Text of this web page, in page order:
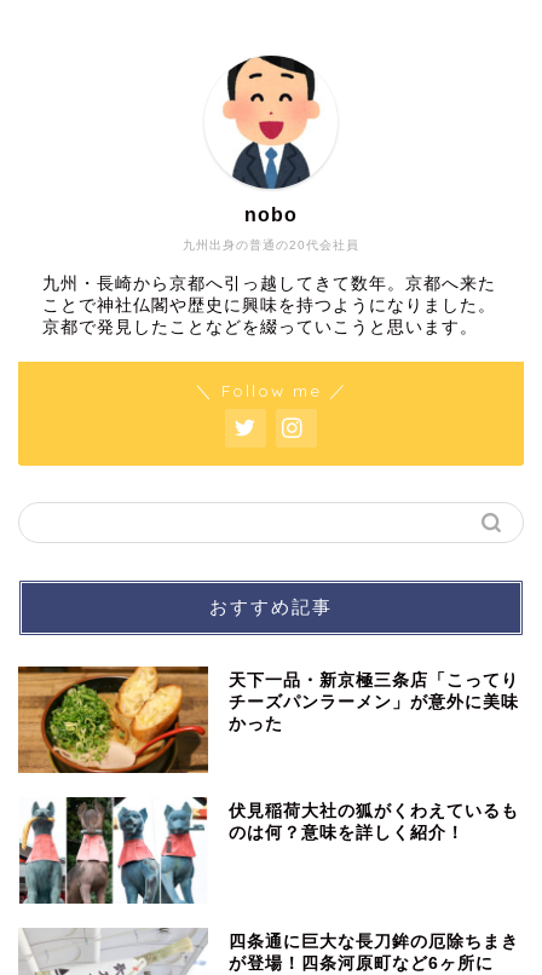
九州出身の普通の20代会社員
nobo
九州・長崎から京都へ引っ越してきて数年。京都へ来た
ことで神社仏閣や歴史に興味を持つようになりました。
京都で発見したことなどを綴っていこうと思います。
＼ Follow me ／
おすすめ記事
天下一品・新京極三条店「こってり
チーズパンラーメン」が意外に美味
かった
伏見稲荷大社の狐がくわえているも
のは何？意味を詳しく紹介！
四条通に巨大な長刀鉾の厄除ちまき
が登場！四条河原町など6ヶ所に